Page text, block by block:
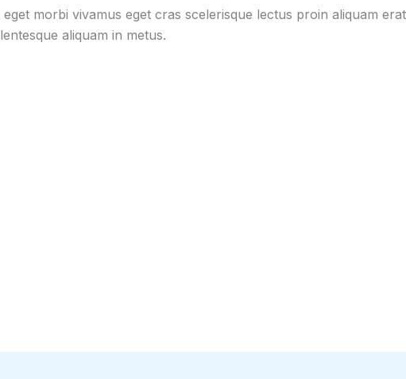
morbi vivamus eget cras scelerisque lectus proin aliquam
aliquam in metus.